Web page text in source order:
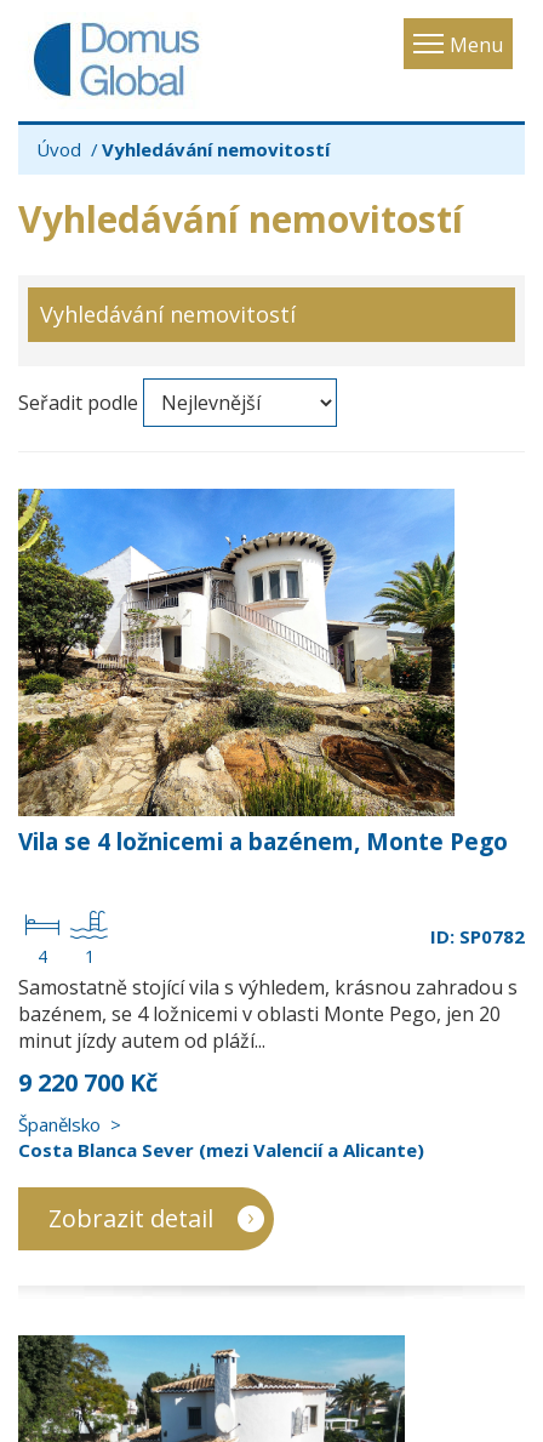
Menu
Toggle
Úvod Vyhledávání nemovitostí
Vyhledávání nemovitostí
Vyhledávání nemovitostí
Seřadit podle
Vila se 4 ložnicemi a bazénem, Monte Pego
4 1
ID: SP0782
Samostatně stojící vila s výhledem, krásnou zahradou s
bazénem, se 4 ložnicemi v oblasti Monte Pego, jen 20
minut jízdy autem od pláží...
9 220 700 Kč
Španělsko
Costa Blanca Sever (mezi Valencií a Alicante)
Zobrazit detail